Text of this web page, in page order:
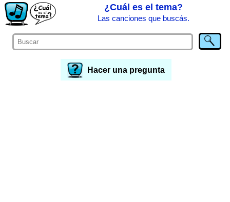
¿Cuál es el tema?
Las canciones que buscás.
Hacer una pregunta